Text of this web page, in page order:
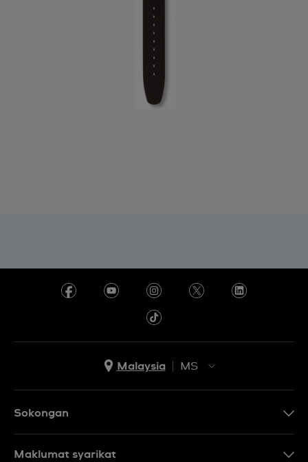
Malaysia
MS
Sokongan
Maklumat syarikat